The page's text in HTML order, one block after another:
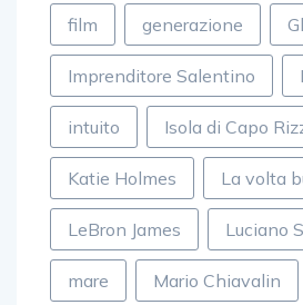
film generazione
Imprenditore Salentino
intuito Isola di Capo
Katie Holmes La volta
LeBron James Luciano
mare Mario Chiavalin